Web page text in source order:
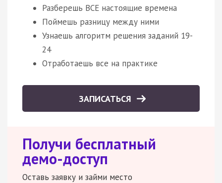
Разберешь ВСЕ настоящие времена
Поймешь разницу между ними
Узнаешь алгоритм решения заданий 19-
24
Отработаешь все на практике
ЗАПИСАТЬСЯ
Получи бесплатный
демо-доступ
Оставь заявку и займи место